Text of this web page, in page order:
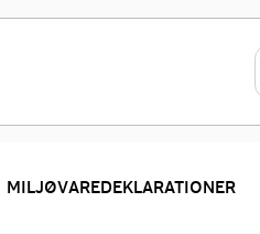
MILJØVAREDEKLARATIONER
er